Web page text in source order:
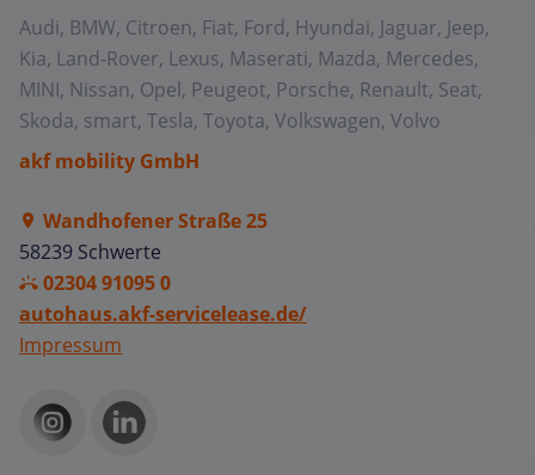
Audi, BMW, Citroen, Fiat, Ford, Hyundai, Jaguar, Jeep,
Kia, Land-Rover, Lexus, Maserati, Mazda, Mercedes,
MINI, Nissan, Opel, Peugeot, Porsche, Renault, Seat,
Skoda, smart, Tesla, Toyota, Volkswagen, Volvo
akf mobility GmbH
Wandhofener Straße 25
58239 Schwerte
02304 91095 0
autohaus.akf-servicelease.de/
Impressum